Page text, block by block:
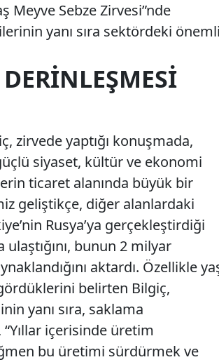
Meyve Sebze Zirvesi”nde
yanı sıra sektördeki
zirvede yaptığı konuşmada,
siyaset, kültür ve ekonomi
ticaret alanında büyük bir
geliştikçe, diğer alanlardaki
Rusya’ya gerçekleştirdiği
bunun 2 milyar
aktardı. Özellikle
belirten Bilgiç,
yanı sıra, saklama
içerisinde üretim
bu üretimi sürdürmek ve